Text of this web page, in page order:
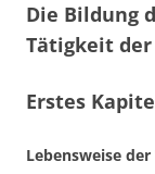
Die Bildung
Tätigkeit
Erstes
Lebensweise